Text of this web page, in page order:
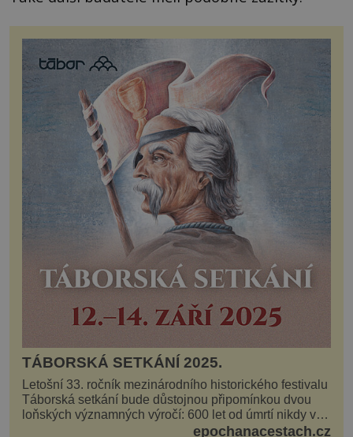
TÁBORSKÁ SETKÁNÍ 2025.
Letošní 33. ročník mezinárodního historického festivalu
Táborská setkání bude důstojnou připomínkou dvou
loňských významných výročí: 600 let od úmrtí nikdy v
poli neporaženého hejtmana Jana Žižky z Tr...
epochanacestach.cz